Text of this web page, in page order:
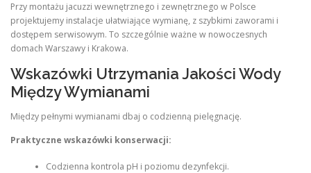
Przy montażu jacuzzi wewnętrznego i zewnętrznego w Polsce
projektujemy instalacje ułatwiające wymianę, z szybkimi zaworami i
dostępem serwisowym. To szczególnie ważne w nowoczesnych
domach Warszawy i Krakowa.
Wskazówki Utrzymania Jakości Wody
Między Wymianami
Między pełnymi wymianami dbaj o codzienną pielęgnację.
Praktyczne wskazówki konserwacji:
Codzienna kontrola pH i poziomu dezynfekcji.